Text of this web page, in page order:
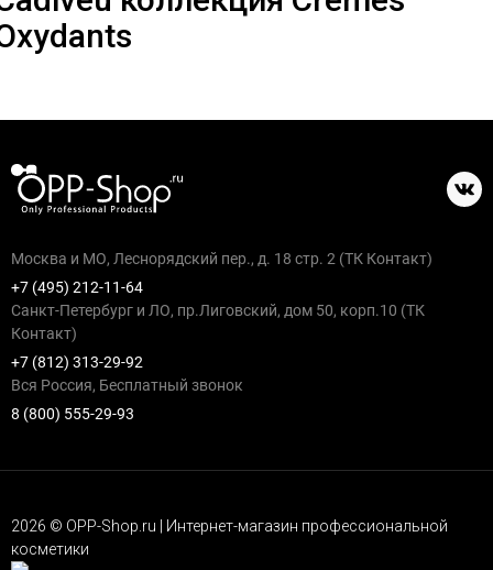
Москва и МО, Леснорядский пер., д. 18 стр. 2 (ТК Контакт)
+7 (495) 212-11-64
Санкт-Петербург и ЛО, пр.Лиговский, дом 50, корп.10 (ТК
Контакт)
+7 (812) 313-29-92
Вся Россия, Бесплатный звонок
8 (800) 555-29-93
2026 © OPP-Shop.ru | Интернет-магазин профессиональной
косметики